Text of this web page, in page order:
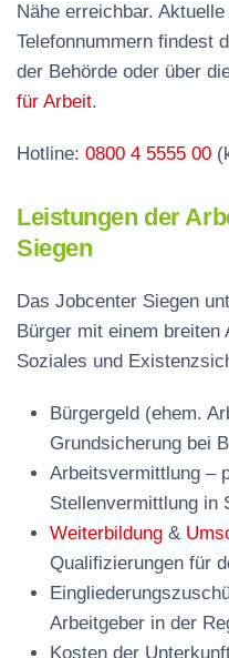
Stelle
Stellenangebote
Formulare und
Nähe erreichbar.
Telefonnummern findest
der Behörde oder über
für Arbeit.
Hotline: 0800 4 5555 00
Leistungen der
Siegen
Das Jobcenter Siegen
Bürger mit einem breiten
Soziales und
Bürgergeld (ehem.
Grundsicherung bei
Arbeitsvermittlung –
Stellenvermittlung in
Weiterbildung &
Qualifizierungen für
Arbeitgeber in der
Kosten der